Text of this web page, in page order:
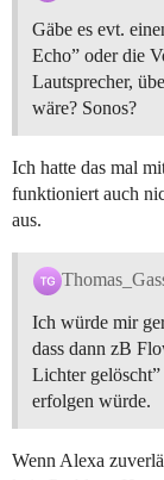
Gäbe es evt.
Echo” oder die
Lautsprecher,
wäre? Sonos?
Ich hatte das mal
funktioniert auch
aus.
Ich würde mir
dass dann zB
Lichter gelöscht”
erfolgen würde.
Wenn Alexa